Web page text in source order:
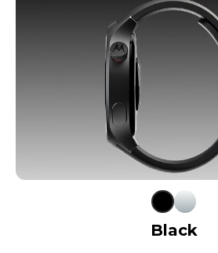
Black